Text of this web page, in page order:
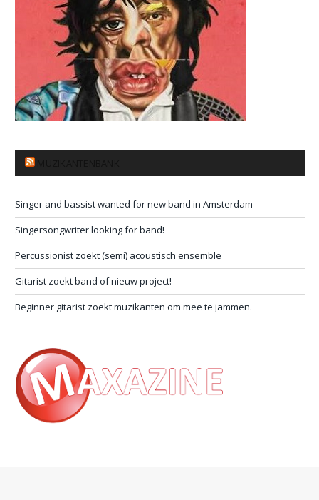
Singer and bassist wanted for new band in Amsterdam
Singersongwriter looking for band!
Percussionist zoekt (semi) acoustisch ensemble
Gitarist zoekt band of nieuw project!
Beginner gitarist zoekt muzikanten om mee te jammen.